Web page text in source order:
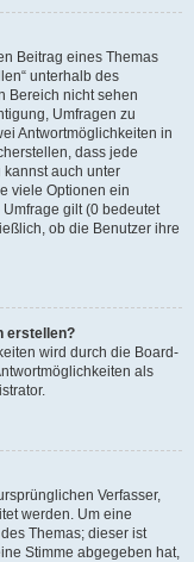
Beitrag eines Themas
unterhalb des
Bereich nicht sehen
Umfragen zu
Antwortmöglichkeiten in
dass jede
auch unter
viele Optionen ein
gilt (0 bedeutet
ob die Benutzer ihre
erstellen?
wird durch die Board-
als
Verfasser,
werden. Um eine
Themas; dieser ist
Stimme abgegeben hat,